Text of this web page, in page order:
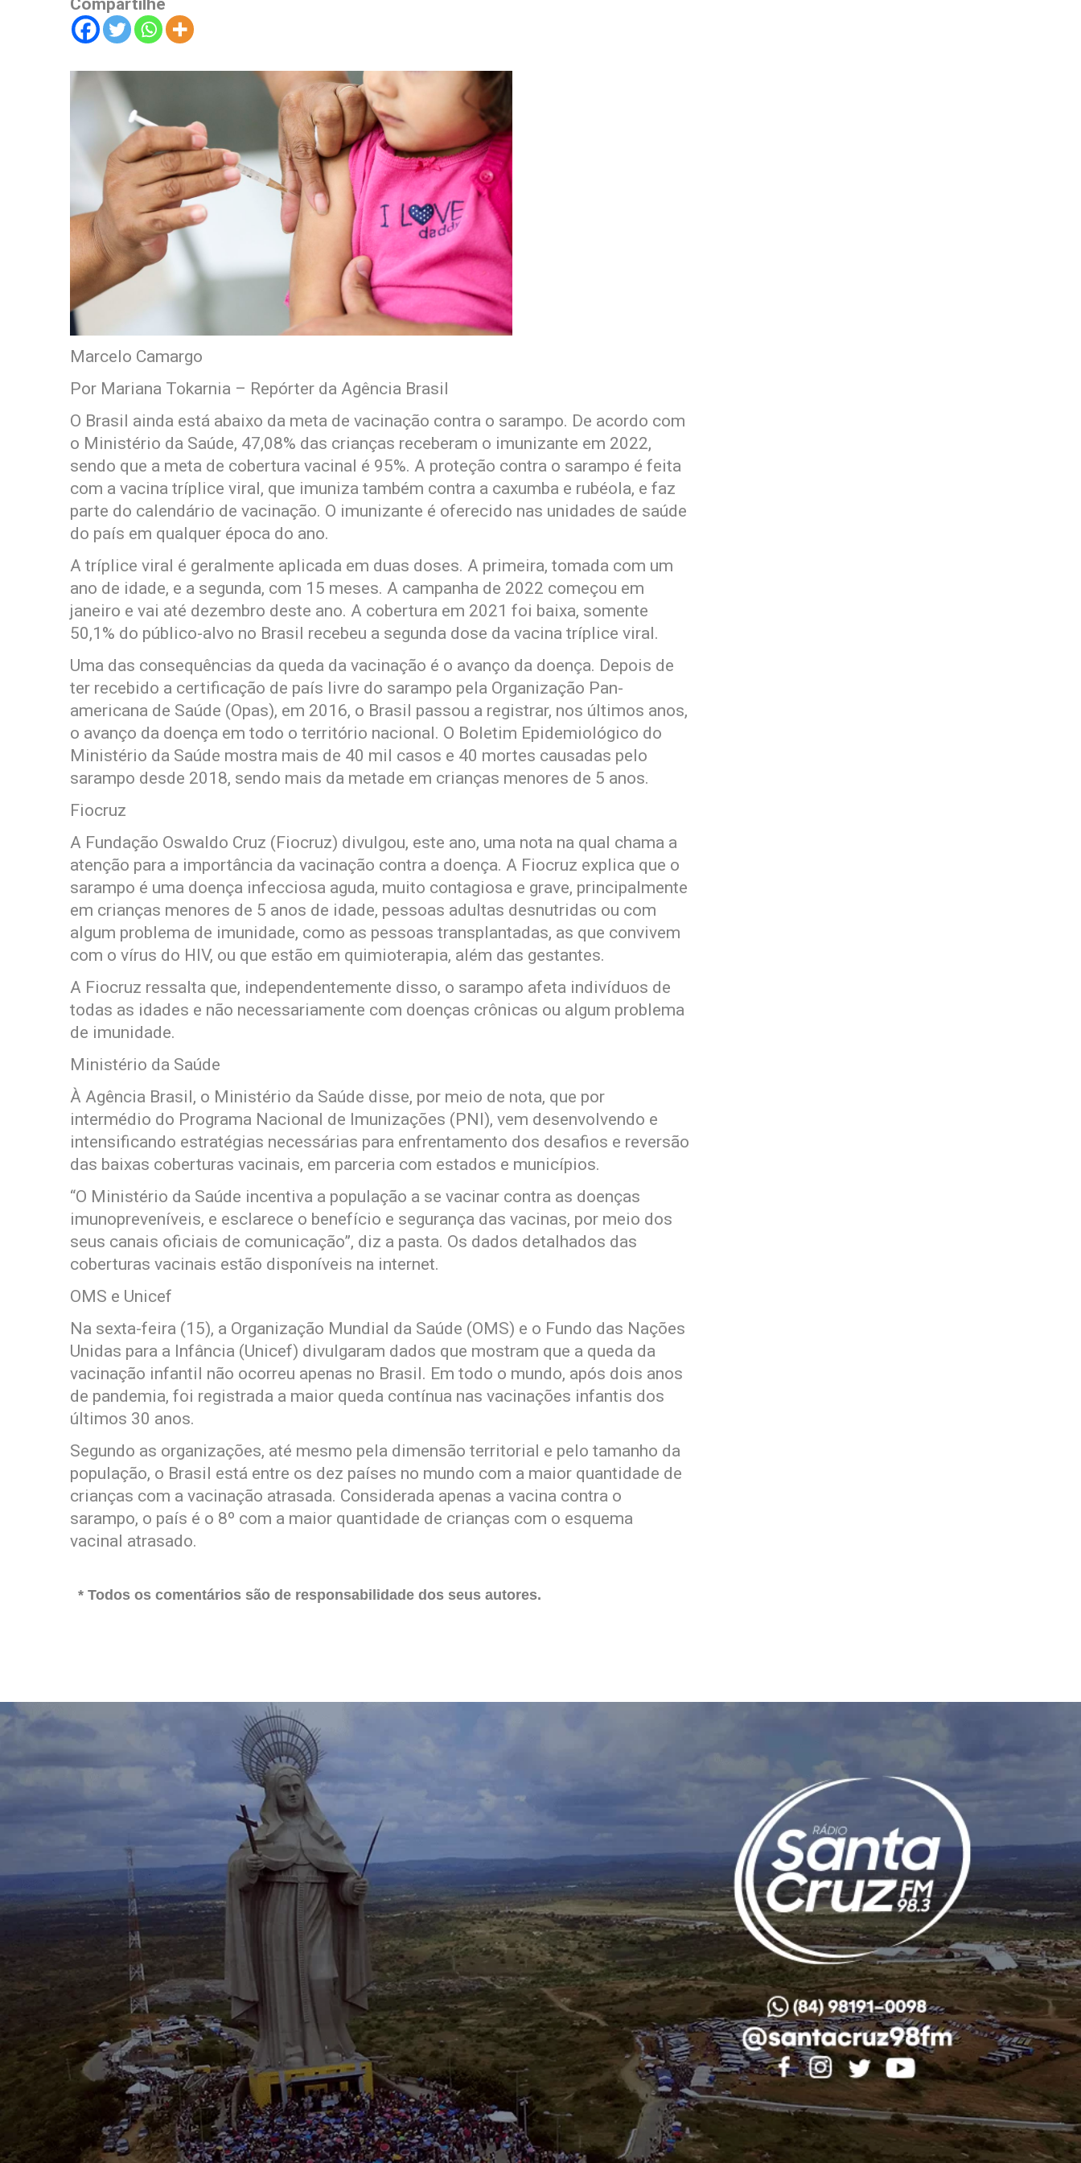
Compartilhe
Marcelo Camargo
Por Mariana Tokarnia – Repórter da Agência Brasil
O Brasil ainda está abaixo da meta de vacinação contra o sarampo. De acordo com
o Ministério da Saúde, 47,08% das crianças receberam o imunizante em 2022,
sendo que a meta de cobertura vacinal é 95%. A proteção contra o sarampo é feita
com a vacina tríplice viral, que imuniza também contra a caxumba e rubéola, e faz
parte do calendário de vacinação. O imunizante é oferecido nas unidades de saúde
do país em qualquer época do ano.
A tríplice viral é geralmente aplicada em duas doses. A primeira, tomada com um
ano de idade, e a segunda, com 15 meses. A campanha de 2022 começou em
janeiro e vai até dezembro deste ano. A cobertura em 2021 foi baixa, somente
50,1% do público-alvo no Brasil recebeu a segunda dose da vacina tríplice viral.
Uma das consequências da queda da vacinação é o avanço da doença. Depois de
ter recebido a certificação de país livre do sarampo pela Organização Pan-
americana de Saúde (Opas), em 2016, o Brasil passou a registrar, nos últimos anos,
o avanço da doença em todo o território nacional. O Boletim Epidemiológico do
Ministério da Saúde mostra mais de 40 mil casos e 40 mortes causadas pelo
sarampo desde 2018, sendo mais da metade em crianças menores de 5 anos.
Fiocruz
A Fundação Oswaldo Cruz (Fiocruz) divulgou, este ano, uma nota na qual chama a
atenção para a importância da vacinação contra a doença. A Fiocruz explica que o
sarampo é uma doença infecciosa aguda, muito contagiosa e grave, principalmente
em crianças menores de 5 anos de idade, pessoas adultas desnutridas ou com
algum problema de imunidade, como as pessoas transplantadas, as que convivem
com o vírus do HIV, ou que estão em quimioterapia, além das gestantes.
A Fiocruz ressalta que, independentemente disso, o sarampo afeta indivíduos de
todas as idades e não necessariamente com doenças crônicas ou algum problema
de imunidade.
Ministério da Saúde
À Agência Brasil, o Ministério da Saúde disse, por meio de nota, que por
intermédio do Programa Nacional de Imunizações (PNI), vem desenvolvendo e
intensificando estratégias necessárias para enfrentamento dos desafios e reversão
das baixas coberturas vacinais, em parceria com estados e municípios.
“O Ministério da Saúde incentiva a população a se vacinar contra as doenças
imunopreveníveis, e esclarece o benefício e segurança das vacinas, por meio dos
seus canais oficiais de comunicação”, diz a pasta. Os dados detalhados das
coberturas vacinais estão disponíveis na internet.
OMS e Unicef
Na sexta-feira (15), a Organização Mundial da Saúde (OMS) e o Fundo das Nações
Unidas para a Infância (Unicef) divulgaram dados que mostram que a queda da
vacinação infantil não ocorreu apenas no Brasil. Em todo o mundo, após dois anos
de pandemia, foi registrada a maior queda contínua nas vacinações infantis dos
últimos 30 anos.
Segundo as organizações, até mesmo pela dimensão territorial e pelo tamanho da
população, o Brasil está entre os dez países no mundo com a maior quantidade de
crianças com a vacinação atrasada. Considerada apenas a vacina contra o
sarampo, o país é o 8º com a maior quantidade de crianças com o esquema
vacinal atrasado.
* Todos os comentários são de responsabilidade dos seus autores.